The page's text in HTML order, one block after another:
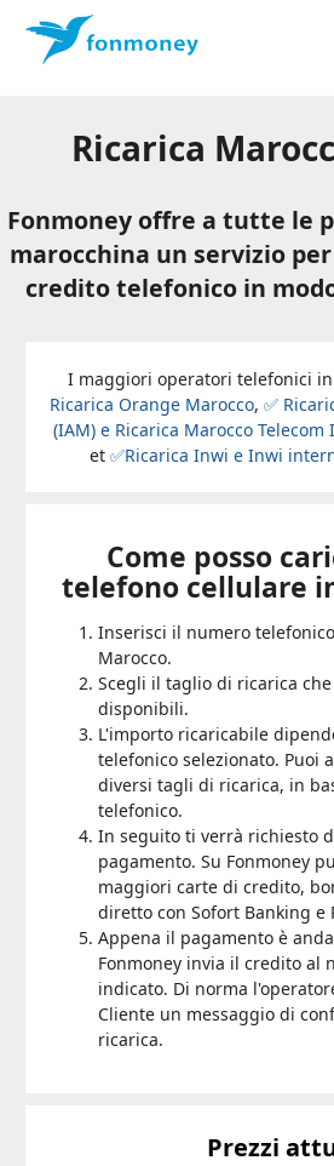
Ricarica
Fonmoney offre a tutte le
marocchina un servizio
credito telefonico in
I maggiori operatori telefonici in
Ricarica Orange Marocco, ✅
(IAM) e Ricarica Marocco
et ✅Ricarica Inwi e Inwi
Come posso
telefono cellulare
Inserisci il numero
Marocco.
Scegli il taglio di ricarica
disponibili.
L'importo ricaricabile
telefonico selezionato. Puoi
diversi tagli di ricarica, in
telefonico.
In seguito ti verrà richiesto
pagamento. Su Fonmoney
maggiori carte di credito,
diretto con Sofort Banking e
Appena il pagamento è
Fonmoney invia il credito al
indicato. Di norma
Cliente un messaggio di
ricarica.
Prezzi